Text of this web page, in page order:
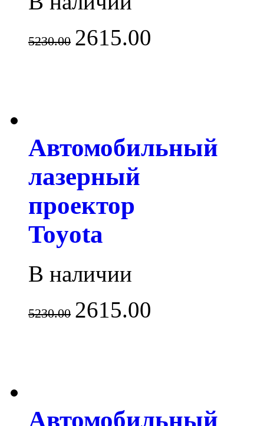
5230.00 2615.00
Автомобильный
лазерный
проектор
Toyota
В наличии
5230.00 2615.00
Автомобильный